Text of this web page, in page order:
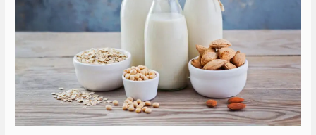
Gastronomie
revolutioniert